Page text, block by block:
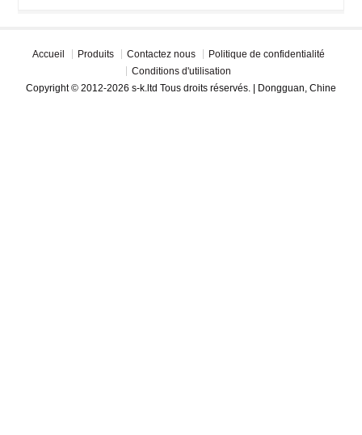
Accueil Produits Contactez nous
Politique de confidentialité
Conditions d'utilisation
Copyright © 2012-2026 s-k.ltd Tous droits réservés. | Dongguan, Chine